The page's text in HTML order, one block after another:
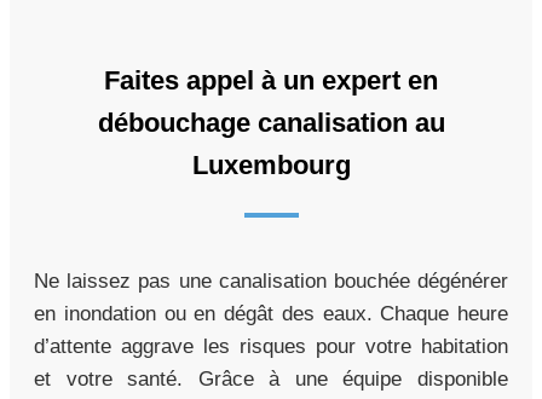
Faites appel à un expert en
débouchage canalisation au
Luxembourg
Ne laissez pas une canalisation bouchée dégénérer
en inondation ou en dégât des eaux. Chaque heure
d’attente aggrave les risques pour votre habitation
et votre santé. Grâce à une équipe disponible